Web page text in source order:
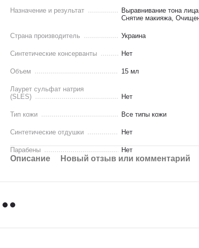
Назначение и результат
Выравнивание тона
Снятие макияжа,
Страна производитель Украина
Синтетические консерванты Нет
Объем 15 мл
Лаурет сульфат натрия
(SLES)
Нет
Тип кожи Все типы кожи
Синтетические отдушки Нет
Парабены Нет
Описание Новый отзыв или комментарий